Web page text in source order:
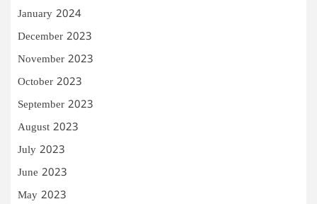
January 2024
December 2023
November 2023
October 2023
September 2023
August 2023
July 2023
June 2023
May 2023